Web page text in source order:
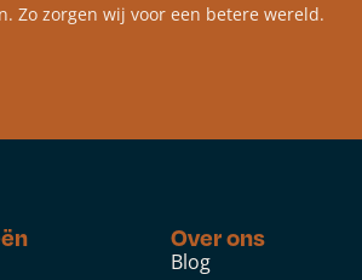
Zo zorgen wij voor een betere wereld.
Over ons
Blog